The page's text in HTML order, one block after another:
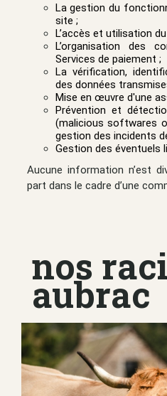
La gestion du
site ;
L’accès et utilisation
L’organisation des
Services de paiement ;
La vérification,
des données
Mise en œuvre d'une
Prévention et
(malicious softwares
gestion des incidents
Gestion des éventuels
Aucune information n’est
part dans le cadre d’une
nos
aubrac